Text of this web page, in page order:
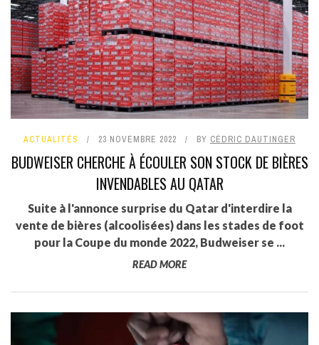
ACTUALITÉS 23 NOVEMBRE 2022 BY CÉDRIC DAUTINGER
BUDWEISER CHERCHE À ÉCOULER SON STOCK DE BIÈRES
INVENDABLES AU QATAR
Suite à l'annonce surprise du Qatar d'interdire la
vente de bières (alcoolisées) dans les stades de foot
pour la Coupe du monde 2022, Budweiser se ...
READ MORE